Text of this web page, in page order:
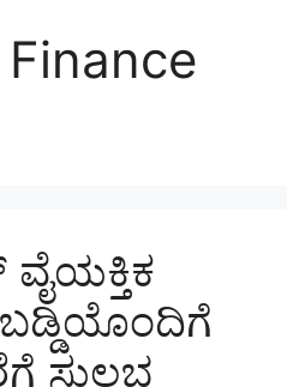
ವೈಯಕ್ತಿಕ
ಸುಲಭ